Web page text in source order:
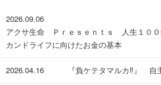
2026.09.06
アクサ生命 Ｐｒｅｓｅｎｔｓ 人生１００
カンドライフに向けたお金の基本
2026.04.16 『負ケテタマルカ‼︎』 自